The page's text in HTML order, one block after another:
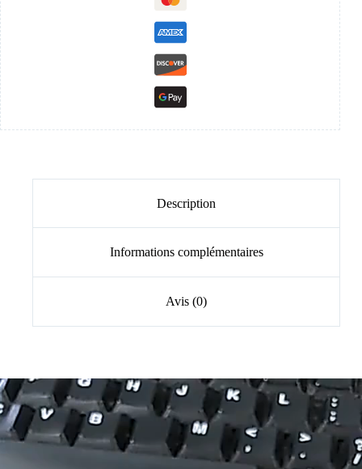
Description
Informations complémentaires
Avis (0)